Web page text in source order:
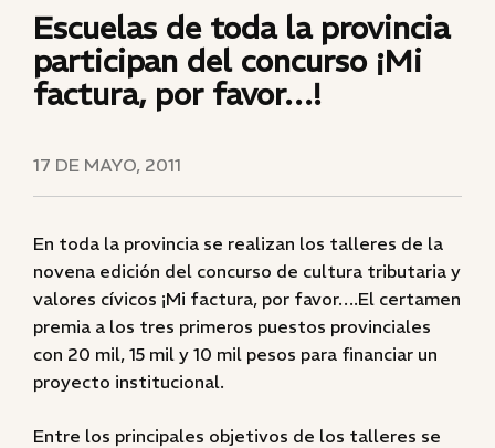
Escuelas de toda la provincia
participan del concurso ¡Mi
factura, por favor…!
17 DE MAYO, 2011
En toda la provincia se realizan los talleres de la
novena edición del concurso de cultura tributaria y
valores cívicos ¡Mi factura, por favor….El certamen
premia a los tres primeros puestos provinciales
con 20 mil, 15 mil y 10 mil pesos para financiar un
proyecto institucional.
Entre los principales objetivos de los talleres se